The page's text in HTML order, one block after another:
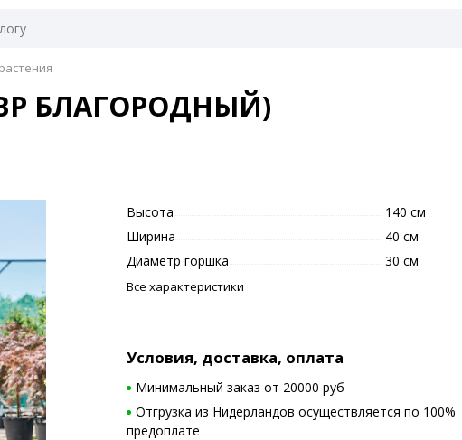
БЛАГОРОДНЫЙ)
Высота
140 см
Ширина
40 см
Диаметр горшка
30 см
Все характеристики
Условия, доставка, оплата
Минимальный заказ от 20000 руб
Отгрузка из Нидерландов осуществляется по 100%
предоплате